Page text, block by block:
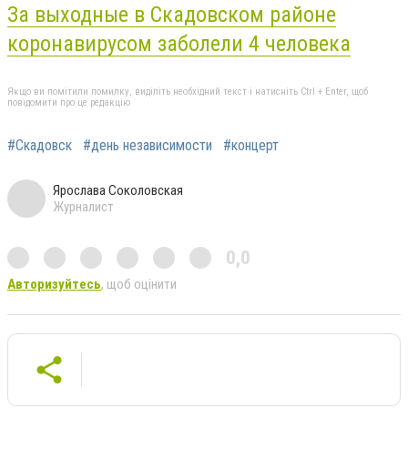
За выходные в Скадовском районе
коронавирусом заболели 4 человека
Якщо ви помітили помилку, виділіть необхідний текст і натисніть Ctrl + Enter, щоб
повідомити про це редакцію
#Скадовск #день независимости #концерт
Ярослава Соколовская
Журналист
0,0
Авторизуйтесь, щоб оцінити